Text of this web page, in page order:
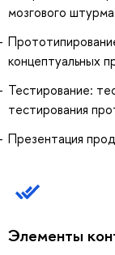
мозгового
концептуальных
Тестирование:
тестирования
Презентация
Элементы